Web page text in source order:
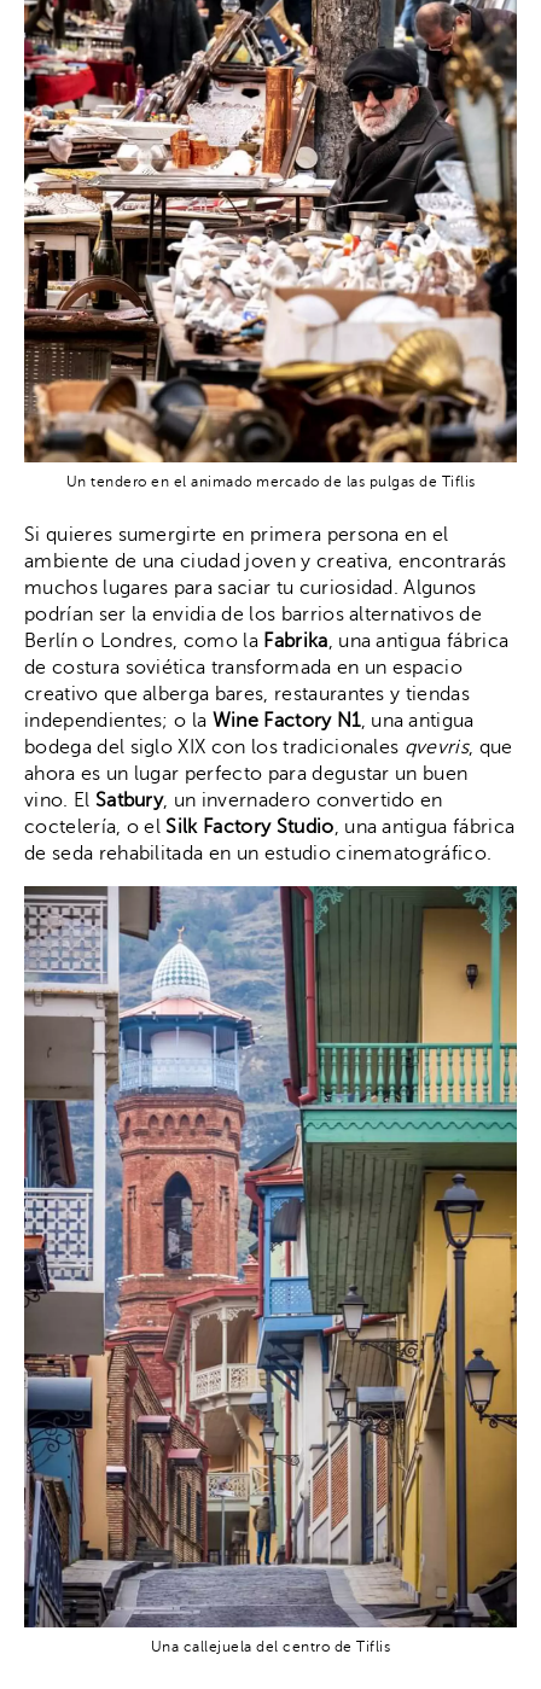
Un tendero en el animado mercado de las pulgas de Tiflis
Si quieres sumergirte en primera persona en el
ambiente de una ciudad joven y creativa, encontrarás
muchos lugares para saciar tu curiosidad. Algunos
podrían ser la envidia de los barrios alternativos de
Berlín o Londres, como la Fabrika, una antigua fábrica
de costura soviética transformada en un espacio
creativo que alberga bares, restaurantes y tiendas
independientes; o la Wine Factory N1, una antigua
bodega del siglo XIX con los tradicionales qvevris, que
ahora es un lugar perfecto para degustar un buen
vino. El Satbury, un invernadero convertido en
coctelería, o elSilk Factory Studio, una antigua fábrica
de seda rehabilitada en un estudio cinematográfico.
Una callejuela del centro de Tiflis